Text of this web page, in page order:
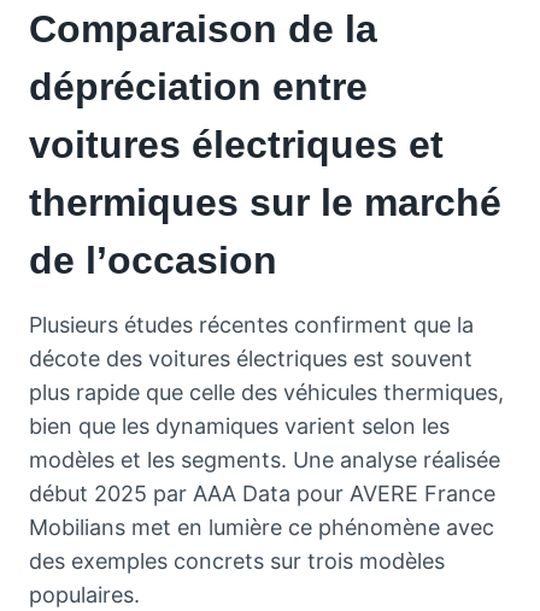
Comparaison de la
dépréciation entre
voitures électriques et
thermiques sur le marché
de l’occasion
Plusieurs études récentes confirment que la
décote des voitures électriques est souvent
plus rapide que celle des véhicules thermiques,
bien que les dynamiques varient selon les
modèles et les segments. Une analyse réalisée
début 2025 par AAA Data pour AVERE France
Mobilians met en lumière ce phénomène avec
des exemples concrets sur trois modèles
populaires.